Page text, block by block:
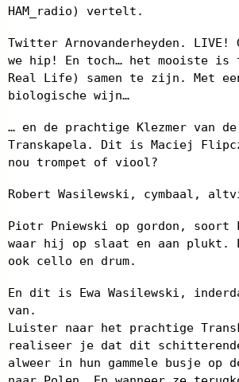
HAM_radio) vertelt.
Twitter Arnovanderheyden.
we hip! En toch… het mooiste is
Real Life) samen te zijn. Met
biologische wijn…
… en de prachtige Klezmer van
Transkapela. Dit is Maciej
nou trompet of viool?
Robert Wasilewski, cymbaal,
Piotr Pniewski op gordon, soort
waar hij op slaat en aan plukt.
ook cello en drum.
En dit is Ewa Wasilewski,
van.
Luister naar het prachtige
realiseer je dat dit
alweer in hun gammele busje op